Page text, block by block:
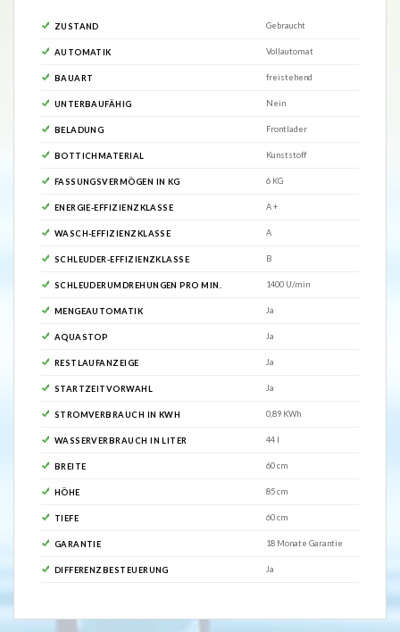
ZUSTAND Gebraucht
AUTOMATIK Vollautomat
BAUART freistehend
UNTERBAUFÄHIG Nein
BELADUNG Frontlader
BOTTICHMATERIAL Kunststoff
FASSUNGSVERMÖGEN IN KG 6 KG
ENERGIE-EFFIZIENZKLASSE A +
WASCH-EFFIZIENZKLASSE A
SCHLEUDER-EFFIZIENZKLASSE B
SCHLEUDERUMDREHUNGEN PRO MIN. 1400 U/min
MENGEAUTOMATIK Ja
AQUASTOP Ja
RESTLAUFANZEIGE Ja
STARTZEITVORWAHL Ja
STROMVERBRAUCH IN KWH 0,89 KWh
WASSERVERBRAUCH IN LITER 44 l
BREITE 60 cm
HÖHE 85 cm
TIEFE 60 cm
GARANTIE 18 Monate Garantie
DIFFERENZBESTEUERUNG Ja